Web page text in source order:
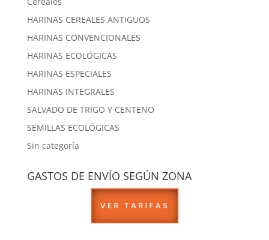
HARINAS CEREALES ANTIGUOS
HARINAS CONVENCIONALES
HARINAS ECOLÓGICAS
HARINAS ESPECIALES
HARINAS INTEGRALES
SALVADO DE TRIGO Y CENTENO
SEMILLAS ECOLÓGICAS
Sin categoría
GASTOS DE ENVÍO SEGÚN ZONA